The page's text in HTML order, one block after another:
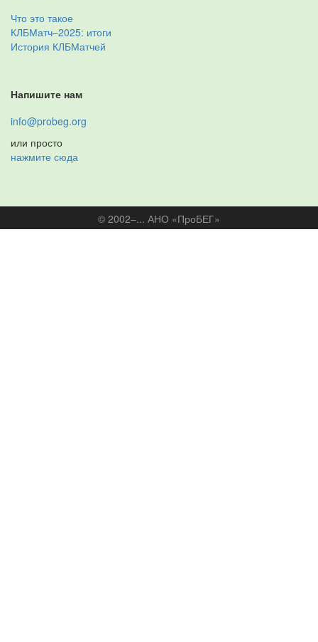
Что это такое
КЛБМатч–2025: итоги
История КЛБМатчей
Напишите нам
info@probeg.org
или просто
нажмите сюда
© 2002–... АНО «ПроБЕГ»